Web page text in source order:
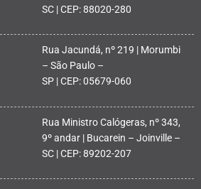
SC | CEP: 88020-280
Rua Jacundá, nº 219 | Morumbi
– São Paulo –
SP | CEP: 05679-060
Rua Ministro Calógeras, nº 343,
9º andar | Bucarein – Joinville –
SC | CEP: 89202-207